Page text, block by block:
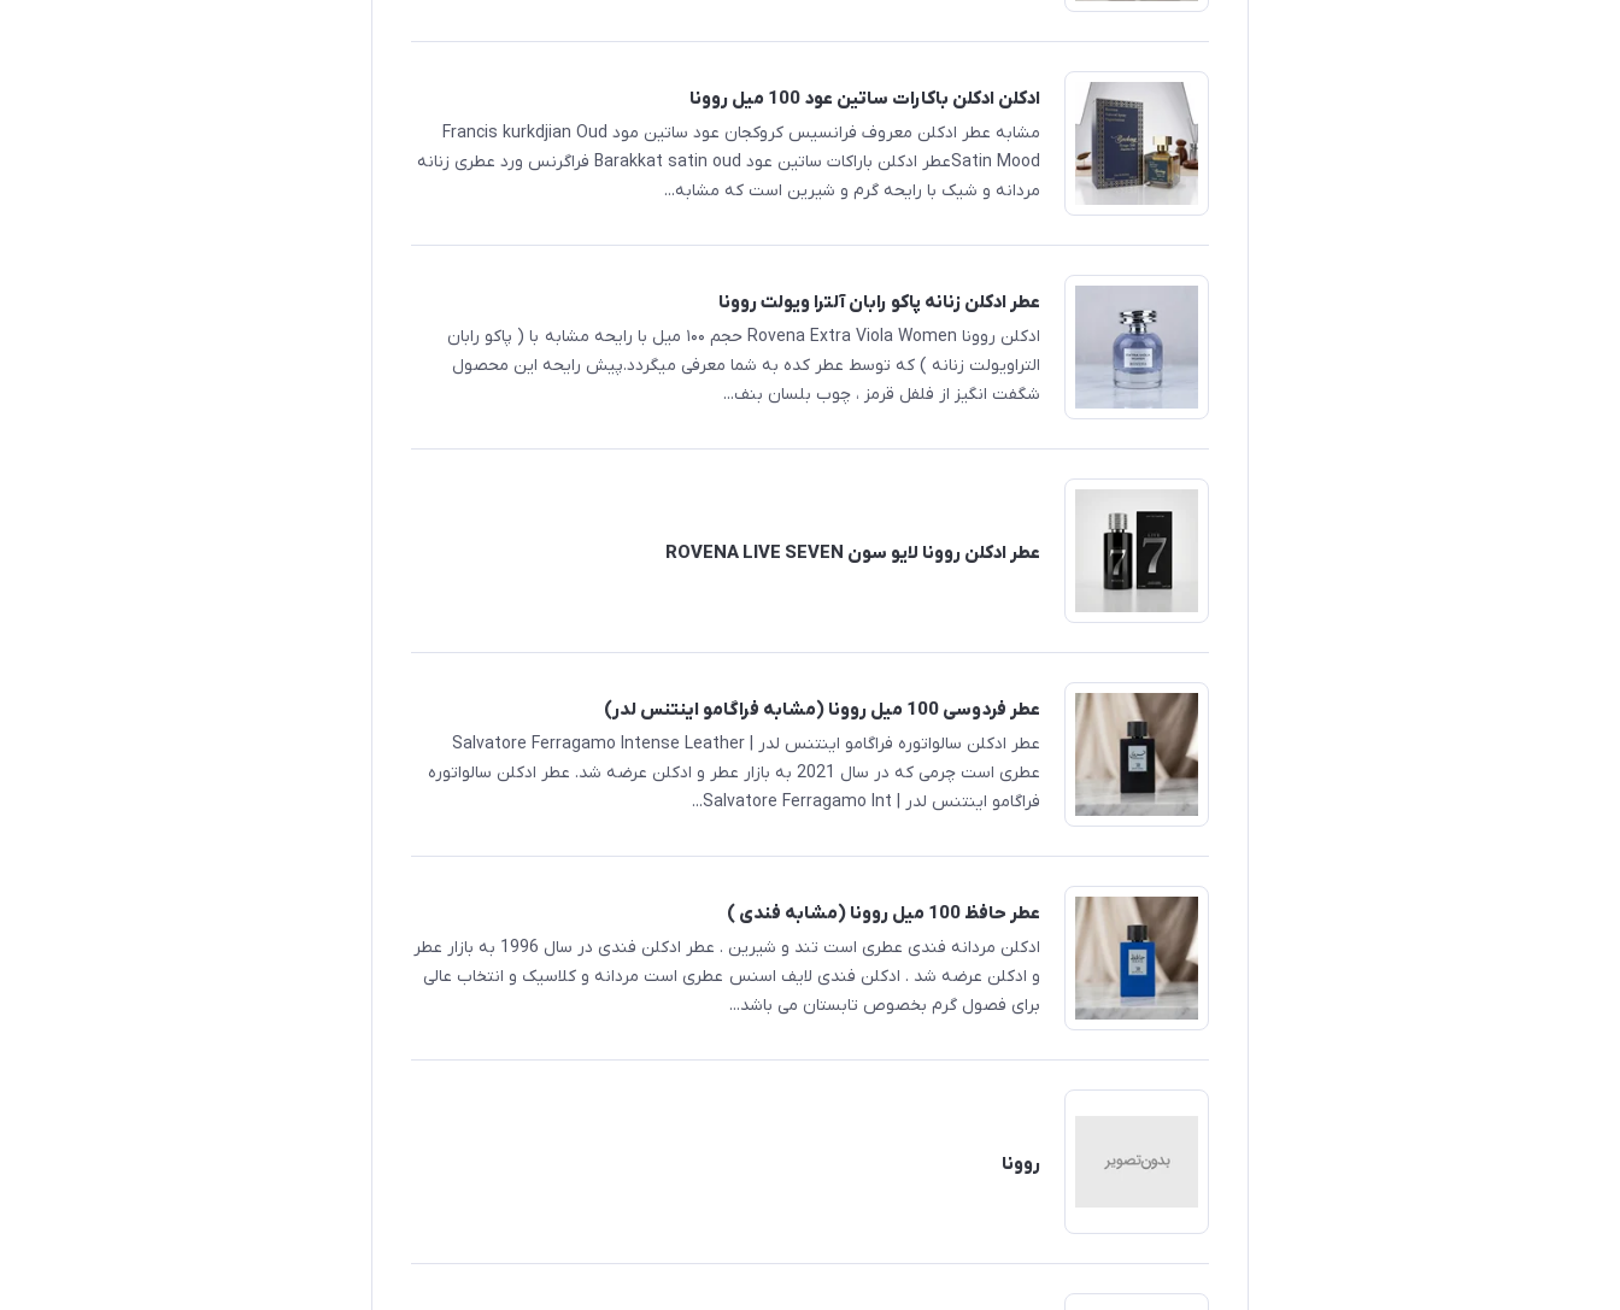
ادکلن ادکلن باکارات ساتین عود 100 میل روونا
مشابه عطر ادکلن معروف فرانسیس کروکجان عود ساتین مود Francis kurkdjian Oud
Satin Moodعطر ادکلن باراکات ساتین عود Barakkat satin oud فراگرنس ورد عطری زنانه
مردانه و شیک با رایحه گرم و شیرین است که مشابه...
عطر ادکلن زنانه پاکو رابان آلترا ویولت روونا
ادکلن روونا Rovena Extra Viola Women حجم ۱۰۰ میل با رایحه مشابه با ( پاکو رابان
التراویولت زنانه ) که توسط عطر کده به شما معرفی میگردد.پیش رایحه این محصول
شگفت انگیز از فلفل قرمز ، چوب بلسان بنف...
عطر ادکلن روونا لایو سون ROVENA LIVE SEVEN
عطر فردوسی 100 میل روونا (مشابه فراگامو اینتنس لدر)
عطر ادکلن سالواتوره فراگامو اینتنس لدر | Salvatore Ferragamo Intense Leather
عطری است چرمی که در سال 2021 به بازار عطر و ادکلن عرضه شد. عطر ادکلن سالواتوره
فراگامو اینتنس لدر | Salvatore Ferragamo Int...
عطر حافظ 100 میل روونا (مشابه فندی )
ادکلن مردانه فندی عطری است تند و شیرین . عطر ادکلن فندی در سال 1996 به بازار عطر
و ادکلن عرضه شد . ادکلن فندی لایف اسنس عطری است مردانه و کلاسیک و انتخاب عالی
برای فصول گرم بخصوص تابستان می باشد...
روونا